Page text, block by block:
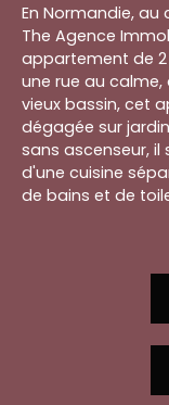
En Normandie, au
The Agence
appartement de
une rue au
vieux bassin, cet
dégagée sur
sans ascenseur, il
d'une cuisine
de bains et de